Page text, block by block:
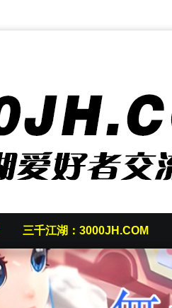
三千江湖：3000JH.COM